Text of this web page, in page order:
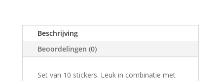
Beschrijving
Beoordelingen (0)
Set van 10 stickers. Leuk in combinatie met